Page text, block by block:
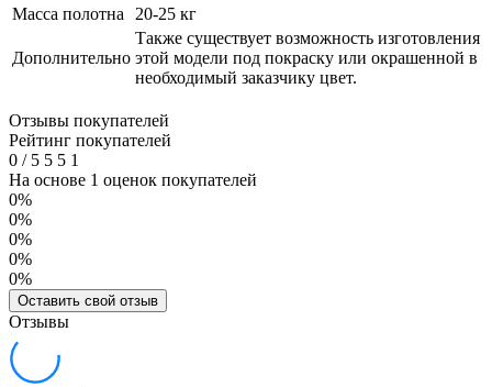
Масса полотна
20-25 кг
Дополнительно
Также существует возможность изготовления
этой модели под покраску или окрашенной в
необходимый заказчику цвет.
Отзывы покупателей
Рейтинг покупателей
0 /5 5 5 1
На основе 1 оценок покупателей
0%
0%
0%
0%
0%
Оставить свой отзыв
Отзывы